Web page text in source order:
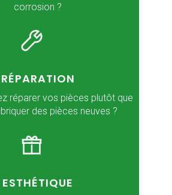
corrosion ?
RÉPARATION
réparer vos pièces plutôt que
des pièces neuves ?
ESTHÉTIQUE